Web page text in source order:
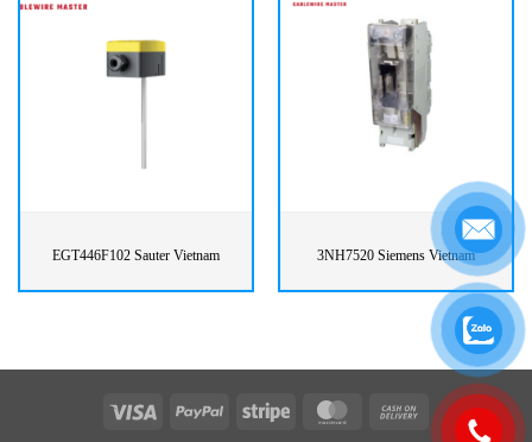
EGT446F102 Sauter Vietnam 3NH7520 Siemens Vietnam
Visa PayPal Stripe MasterCard
Cash
On